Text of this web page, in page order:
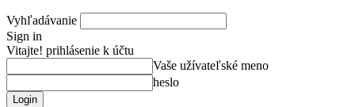
Vyhľadávanie
Sign in
Vitajte! prihlásenie k účtu
Vaše užívateľské meno
heslo